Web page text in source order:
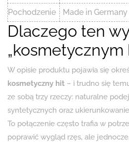
Pochodzenie
Made in Germany
Dlaczego ten
„kosmetycznym
W opisie produktu pojawia się
kosmetyczny hit – i trudno się
ze sobą trzy rzeczy: naturalne
syntetycznych oraz
To połączenie często trafia w
poprawić wygląd rzęs, ale